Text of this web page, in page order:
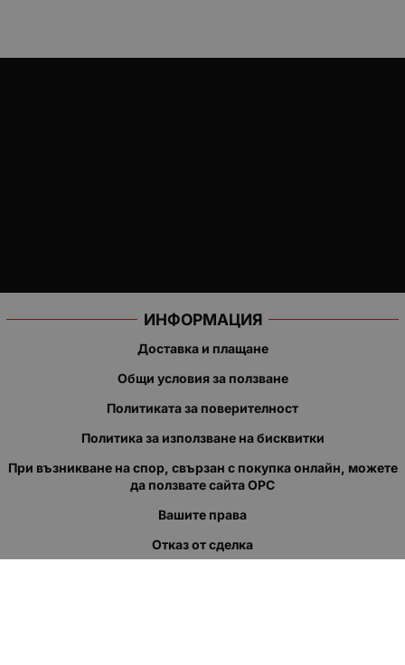
ИНФОРМАЦИЯ
Доставка и плащане
Общи условия за ползване
Политиката за поверителност
Политика за използване на бисквитки
При възникване на спор, свързан с покупка онлайн, можете
да ползвате сайта ОРС
Вашите права
Отказ от сделка